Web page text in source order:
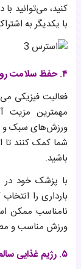
کنید، می‌توانید
با یکدیگر به
۴. حفظ سلامت روان از طریق ورزش
فعالیت فیزیکی
مهمترین مزیت
ورزش‌های سبک و
شما کمک کنند تا
باشید.
با پزشک خود
بارداری را
نامناسب ممکن
ورزش مناسب و
۵. رژیم غذایی سالم گامی به‌سوی جسم و روح سالم است!